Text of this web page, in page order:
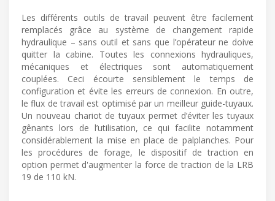
Les différents outils de travail peuvent être facilement
remplacés grâce au système de changement rapide
hydraulique – sans outil et sans que l’opérateur ne doive
quitter la cabine. Toutes les connexions hydrauliques,
mécaniques et électriques sont automatiquement
couplées. Ceci écourte sensiblement le temps de
configuration et évite les erreurs de connexion. En outre,
le flux de travail est optimisé par un meilleur guide-tuyaux.
Un nouveau chariot de tuyaux permet d’éviter les tuyaux
gênants lors de l’utilisation, ce qui facilite notamment
considérablement la mise en place de palplanches. Pour
les procédures de forage, le dispositif de traction en
option permet d'augmenter la force de traction de la LRB
19 de 110 kN.